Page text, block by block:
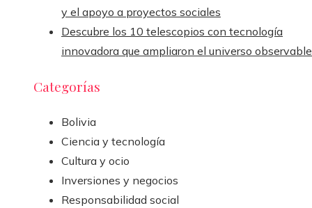
y el apoyo a proyectos sociales
Descubre los 10 telescopios con tecnología
innovadora que ampliaron el universo observable
Categorías
Bolivia
Ciencia y tecnología
Cultura y ocio
Inversiones y negocios
Responsabilidad social